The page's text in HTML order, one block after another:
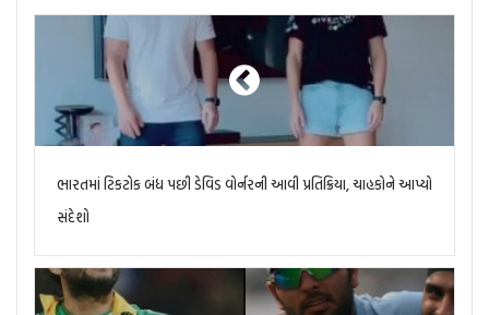
ભારતમાં ટિકટોક બંધ પછી ડેવિડ વોર્નરની આવી પ્રતિક્રિયા, ચાહકોને આપ્યો
સંદેશો